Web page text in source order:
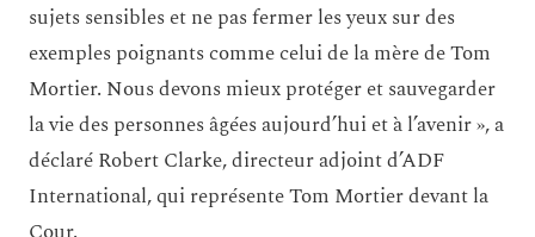
sujets sensibles et ne pas fermer les yeux sur des
exemples poignants comme celui de la mère de Tom
Mortier. Nous devons mieux protéger et sauvegarder
la vie des personnes âgées aujourd’hui et à l’avenir », a
déclaré Robert Clarke, directeur adjoint d’ADF
International, qui représente Tom Mortier devant la